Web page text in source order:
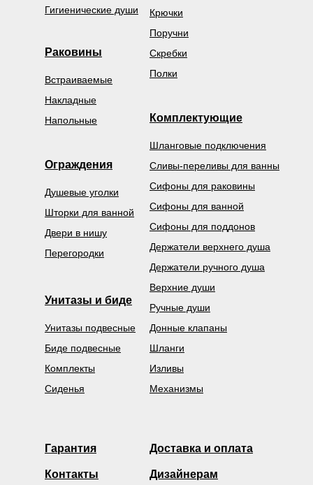
Гигиенические души
Поручни
Скребки
Полки
Верхние души
Ручные души
Крючки
Сифоны для поддонов
Держатели верхнего душа
Держатели ручного душа
Механизмы
Донные клапаны
Шланги
Изливы
Сливы-переливы для ванны
Сифоны для ванной
Шланговые подключения
Сифоны для раковины
Унитазы и биде
Унитазы подвесные
Биде подвесные
Комплекты
Раковины
Встраиваемые
Накладные
Напольные
Ограждения
Душевые уголки
Шторки для ванной
Двери в нишу
Перегородки
Комплектующие
Дизайнерам
Доставка и оплата
Гарантия
Контакты
Сиденья